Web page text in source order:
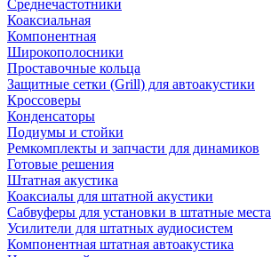
Среднечастотники
Коаксиальная
Компонентная
Широкополосники
Проставочные кольца
Защитные сетки (Grill) для автоакустики
Кроссоверы
Конденсаторы
Подиумы и стойки
Ремкомплекты и запчасти для динамиков
Готовые решения
Штатная акустика
Коаксиалы для штатной акустики
Сабвуферы для установки в штатные места
Усилители для штатных аудиосистем
Компонентная штатная автоакустика